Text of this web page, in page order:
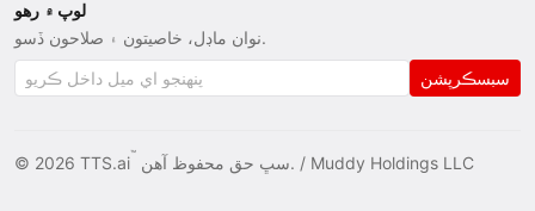
لوپ ۾ رھو
نوان ماڊل، خاصيتون ۽ صلاحون ڏسو.
سبسڪرپشن
© 2026 TTS.ai™ سڀ حق محفوظ آھن. / Muddy Holdings LLC